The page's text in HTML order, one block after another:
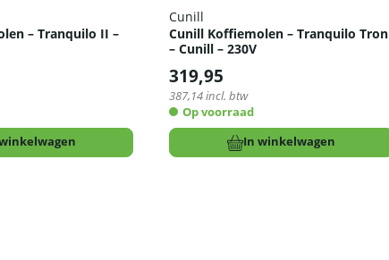
– Tranquilo II –
Cunill
Cunill Koffiemolen – Tranquilo Tron
– Cunill – 230V
319,95
387,14incl. btw
Op voorraad
In winkelwagen